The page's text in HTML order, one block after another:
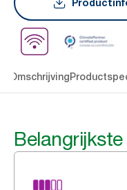
Omschrijving